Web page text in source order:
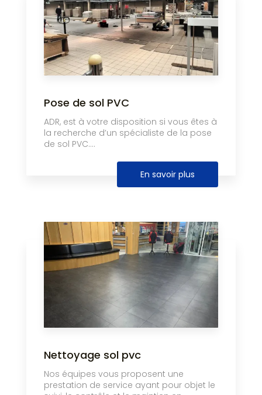
Pose de sol PVC
ADR, est à votre disposition si vous êtes à
la recherche d’un spécialiste de la pose
de sol PVC....
En savoir plus
Nettoyage sol pvc
Nos équipes vous proposent une
prestation de service ayant pour objet le